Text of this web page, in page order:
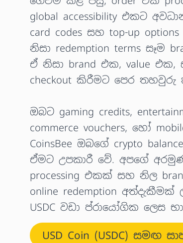
global accessibility එකට
card codes සහ top-up
නිසා redemption terms
ඒ නිසා brand එක, value එක,
checkout කිරීමට පෙර
ඔබට gaming credits,
commerce vouchers, හෝ
CoinsBee ඔබගේ crypto
ඒමට උපකාරී වේ. අපගේ
processing එකක් සහ නිල
online redemption
USDC වඩා ප්රායෝගික ලෙස
USD Coin (USDC) සමඟ